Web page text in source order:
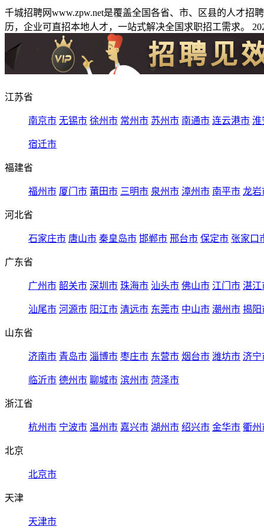
千城招聘网www.zpw.net是覆盖全国各省、市、区县的人才
历，企业可直招本地人才，一站式解决全国求职招工需求。
江苏省
南京市 无锡市 徐州市 常州市 苏州市 南通市 连云港市 淮
宿迁市
福建省
福州市 厦门市 莆田市 三明市 泉州市 漳州市 南平市 龙岩
河北省
石家庄市 唐山市 秦皇岛市 邯郸市 邢台市 保定市 张家口
广东省
广州市 韶关市 深圳市 珠海市 汕头市 佛山市 江门市 湛江
汕尾市 河源市 阳江市 清远市 东莞市 中山市 潮州市 揭阳
山东省
济南市 青岛市 淄博市 枣庄市 东营市 烟台市 潍坊市 济宁
临沂市 德州市 聊城市 滨州市 菏泽市
浙江省
杭州市 宁波市 温州市 嘉兴市 湖州市 绍兴市 金华市 衢州
北京
北京市
天津
天津市